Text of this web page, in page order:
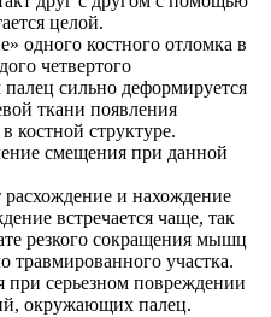
целой.
одного костного отломка в
четвертого
сильно деформируется
ткани появления
костной структуре.
смещения при данной
и нахождение
встречается чаще, так
резкого сокращения мышц
травмированного участка.
при серьезном повреждении
окружающих палец.